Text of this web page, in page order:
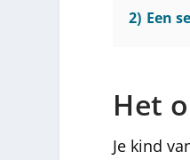
2) Een
Het
Je kind